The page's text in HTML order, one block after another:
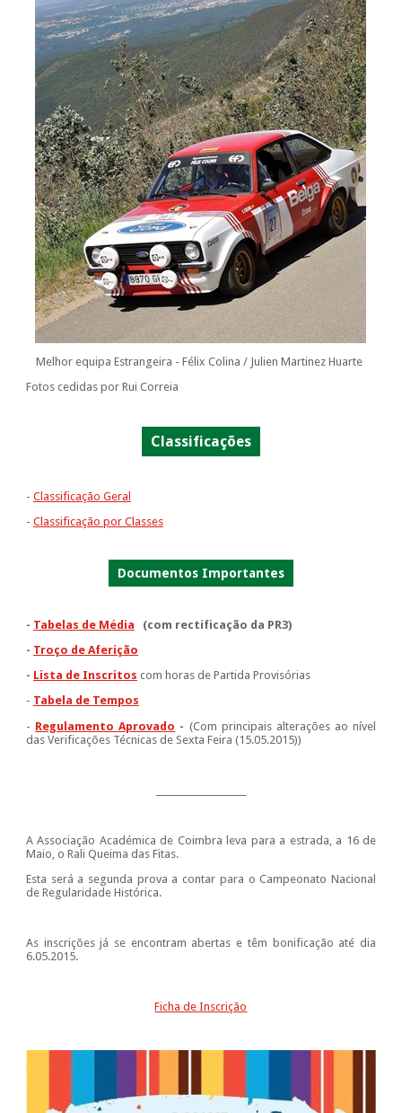
Melhor equipa Estrangeira - Félix Colina / Julien Martinez Huarte
Fotos cedidas por Rui Correia
Classificações
- Classificação Geral
- Classificação por Classes
Documentos Importantes
- Tabelas de Média (com rectificação da PR3)
- Troço de Aferição
- Lista de Inscritos com horas de Partida Provisórias
- Tabela de Tempos
- Regulamento Aprovado - (Com principais alterações ao nível
das Verificações Técnicas de Sexta Feira (15.05.2015))
A Associação Académica de Coimbra leva para a estrada, a 16 de
Maio, o Rali Queima das Fitas.
Esta será a segunda prova a contar para o Campeonato Nacional
de Regularidade Histórica.
As inscrições já se encontram abertas e têm bonificação até dia
6.05.2015.
Ficha de Inscrição